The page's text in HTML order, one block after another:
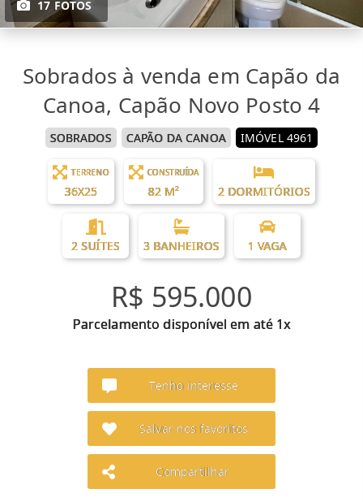
17 FOTOS
Sobrados à venda em Capão da
Canoa, Capão Novo Posto 4
SOBRADOS CAPÃO DA CANOA IMÓVEL 4961
TERRENO
36X25
CONSTRUÍDA
82 M² 2 DORMITÓRIOS
2 SUÍTES 3 BANHEIROS 1 VAGA
R$ 595.000
Parcelamento disponível em até 1x
Tenho interesse
Salvar nos favoritos
Compartilhar